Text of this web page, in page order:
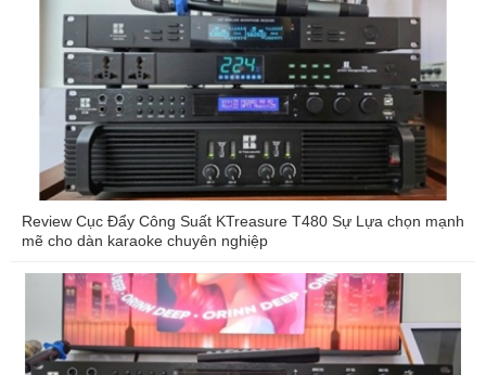
Review Cục Đẩy Công Suất KTreasure T480 Sự Lựa chọn mạnh
mẽ cho dàn karaoke chuyên nghiệp